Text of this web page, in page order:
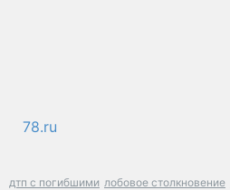
78.ru
дтп с погибшими лобовое столкновение